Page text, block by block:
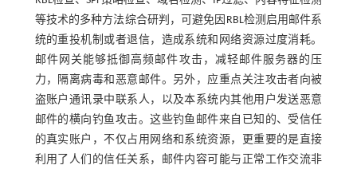
等技术的多种方法综合研判，可避免因RBL检测启用邮件系
统的重投机制或者退信，造成系统和网络资源过度消耗。
邮件网关能够抵御高频邮件攻击，减轻邮件服务器的压
力，隔离病毒和恶意邮件。另外，应重点关注攻击者向被
盗账户通讯录中联系人，以及本系统内其他用户发送恶意
邮件的横向钓鱼攻击。这些钓鱼邮件来自已知的、受信任
的真实账户，不仅占用网络和系统资源，更重要的是直接
利用了人们的信任关系，邮件内容可能与正常工作交流非